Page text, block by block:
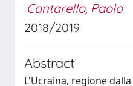
Cantarello, Paolo
2018/2019
Abstract
L'Ucraina, regione